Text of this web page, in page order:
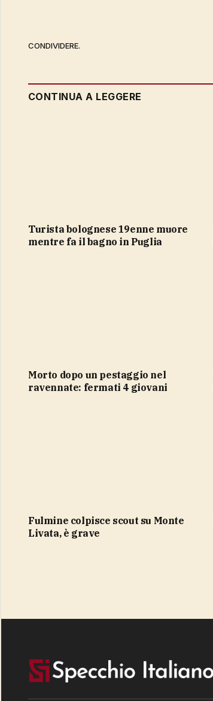
CONDIVIDERE.
CONTINUA A LEGGERE
Turista bolognese 19enne muore
mentre fa il bagno in Puglia
Morto dopo un pestaggio nel
ravennate: fermati 4 giovani
Fulmine colpisce scout su Monte
Livata, è grave